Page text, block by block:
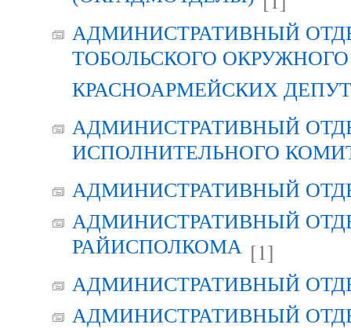
АДМИНИСТРАТИВНЫЙ
ТОБОЛЬСКОГО
КРАСНОАРМЕЙСКИХ
АДМИНИСТРАТИВНЫЙ
ИСПОЛНИТЕЛЬНОГО
АДМИНИСТРАТИВНЫЙ
АДМИНИСТРАТИВНЫЙ
РАЙИСПОЛКОМА [1]
АДМИНИСТРАТИВНЫЙ
АДМИНИСТРАТИВНЫЙ